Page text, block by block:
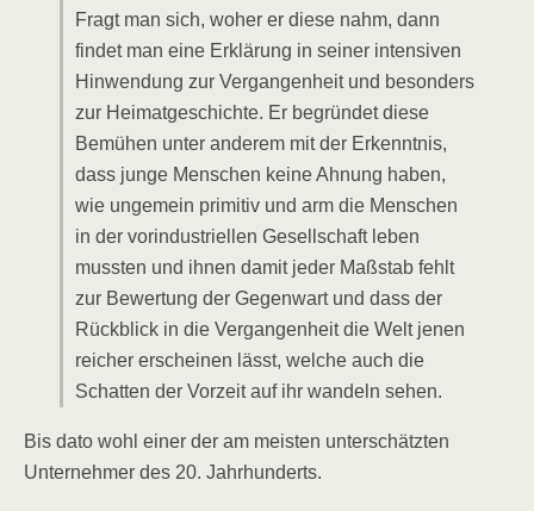
Fragt man sich, woher er diese nahm, dann
findet man eine Erklärung in seiner intensiven
Hinwendung zur Vergangenheit und besonders
zur Heimatgeschichte. Er begründet diese
Bemühen unter anderem mit der Erkenntnis,
dass junge Menschen keine Ahnung haben,
wie ungemein primitiv und arm die Menschen
in der vorindustriellen Gesellschaft leben
mussten und ihnen damit jeder Maßstab fehlt
zur Bewertung der Gegenwart und dass der
Rückblick in die Vergangenheit die Welt jenen
reicher erscheinen lässt, welche auch die
Schatten der Vorzeit auf ihr wandeln sehen.
Bis dato wohl einer der am meisten unterschätzten
Unternehmer des 20. Jahrhunderts.